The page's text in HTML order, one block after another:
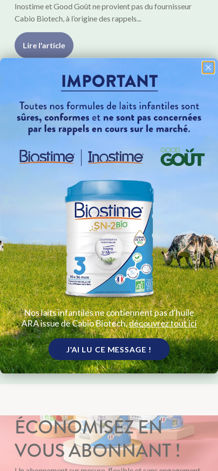
Inostime et Good Goût ne provient pas du fournisseur
Cabio Biotech, à l’origine des rappels...
Lire l'article
Viande bébés : âge, quantités et conseils
La viande est généralement introduite dans l’alimentation
de bébé lorsque la diversification commence,autrement
ditvers 6 mois, en complément du lait maternel ou du lait
infantile...
Lire l'article !
Découvrir nos articles !
ÉCONOMISEZ EN
VOUS ABONNANT !
Nos laits infantiles ne contiennent pas d'huile
ARA issue de Cabio Biotech,découvrez tout ici
J'AI LU CE MESSAGE !